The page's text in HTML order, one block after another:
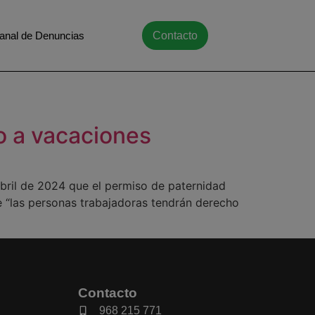
de Denuncias Contacto
a vacaciones
de 2024 que el permiso de paternidad
personas trabajadoras tendrán derecho
Contacto
968 215 771